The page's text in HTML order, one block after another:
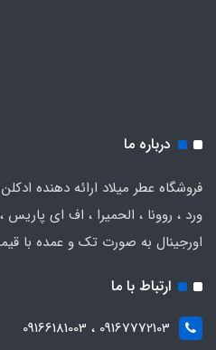
درباره ما
فروشگاه عطر میلاد ارائه دهنده
ورد ، روونا ، الحمیرا ، اف ای
اورجینال به صورت تک و عمده با
ارتباط با ما
09167772103 ، 09166181003